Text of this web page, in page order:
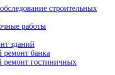
строительных
работы
зданий
банка
ремонт гостиничных